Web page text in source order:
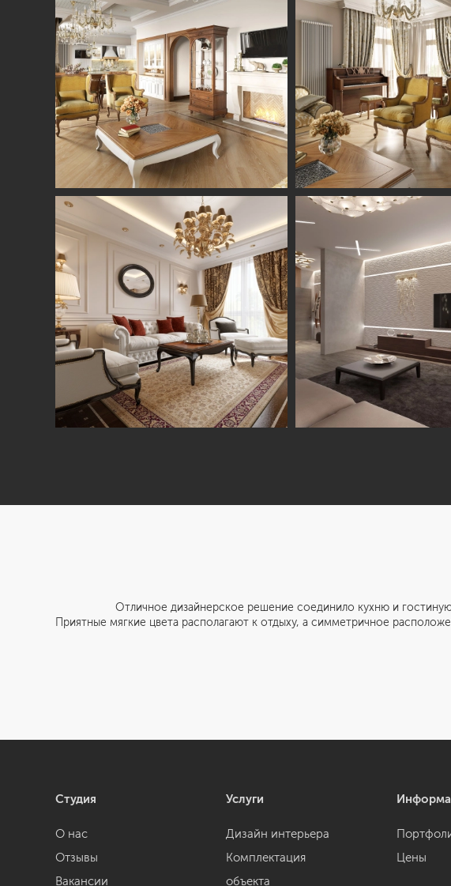
Отличное дизайнерское решение соединило кухню и гостиную в
Приятные мягкие цвета располагают к отдыху, а симметричное
Студия
О нас
Отзывы
Вакансии
Услуги
Дизайн интерьера
Комплектация
объекта
Цены